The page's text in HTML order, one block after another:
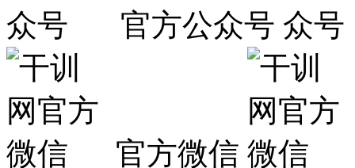
官方公众号
官方微信